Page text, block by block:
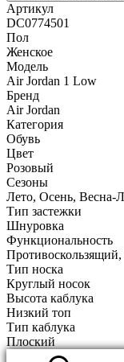
Артикул
DC0774501
Пол
Женское
Модель
Air Jordan 1 Low
Бренд
Air Jordan
Категория
Обувь
Цвет
Розовый
Сезоны
Лето, Осень, Весна-
Тип застежки
Шнуровка
Функциональность
Тип носка
Круглый носок
Высота каблука
Низкий топ
Тип каблука
Плоский